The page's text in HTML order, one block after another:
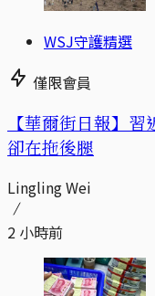
WSJ守護精選
僅限會員
【華爾街日報】
卻在拖後腿
Lingling Wei
2 小時前